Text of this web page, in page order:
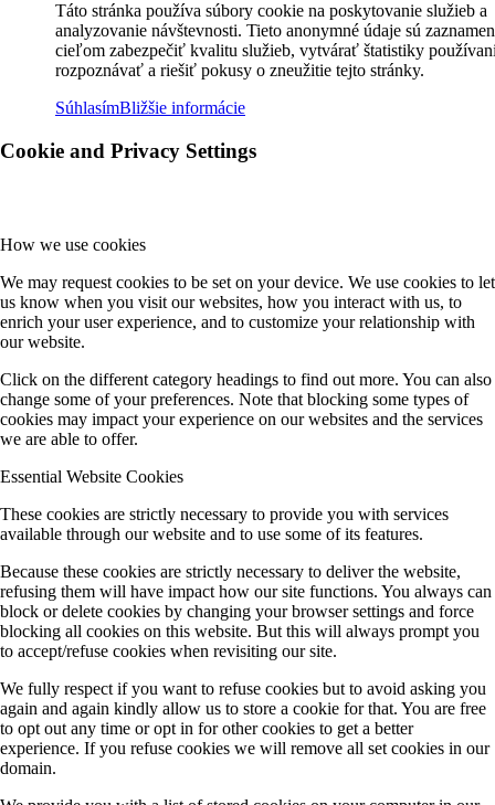
Táto stránka používa súbory cookie na poskytovanie služieb a
analyzovanie návštevnosti. Tieto anonymné údaje sú
cieľom zabezpečiť kvalitu služieb, vytvárať štatistiky
rozpoznávať a riešiť pokusy o zneužitie tejto stránky.
SúhlasímBližšie informácie
Cookie and Privacy Settings
How we use cookies
We may request cookies to be set on your device. We use cookies to let
us know when you visit our websites, how you interact with us, to
enrich your user experience, and to customize your relationship with
our website.
Click on the different category headings to find out more. You can also
change some of your preferences. Note that blocking some types of
cookies may impact your experience on our websites and the services
we are able to offer.
Essential Website Cookies
These cookies are strictly necessary to provide you with services
available through our website and to use some of its features.
Because these cookies are strictly necessary to deliver the website,
refusing them will have impact how our site functions. You always can
block or delete cookies by changing your browser settings and force
blocking all cookies on this website. But this will always prompt you
to accept/refuse cookies when revisiting our site.
We fully respect if you want to refuse cookies but to avoid asking you
again and again kindly allow us to store a cookie for that. You are free
to opt out any time or opt in for other cookies to get a better
experience. If you refuse cookies we will remove all set cookies in our
domain.